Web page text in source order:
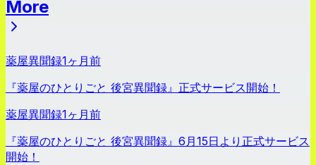
More
薬屋異聞録1ヶ月前
『薬屋のひとりごと 後宮異聞録』正式サービス開始！
薬屋異聞録1ヶ月前
『薬屋のひとりごと 後宮異聞録』6月15日より正式サービス
開始！